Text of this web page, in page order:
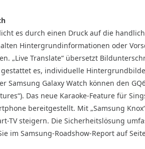
es durch einen Druck auf die
Hintergrundinformationen oder
„Live Translate“ übersetzt
gestattet es, individuelle
Samsung Galaxy Watch können den
Das neue Karaoke-Feature für
bereitgestellt. Mit „Samsung
TV steigern. Die Sicherheitslösung
im Samsung-Roadshow-Report auf